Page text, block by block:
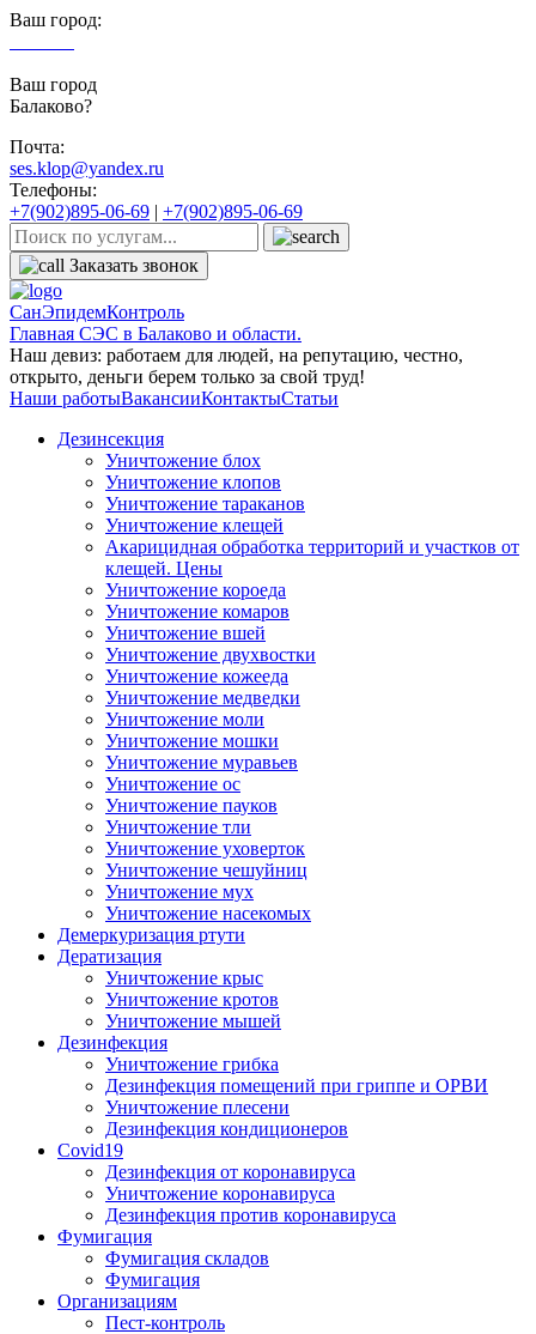
Ваш город:
Ваш город
Балаково?
Почта:
ses.klop@yandex.ru
Телефоны:
+7(902)895-06-69 | +7(902)895-06-69
Заказать звонок
СанЭпидемКонтроль
Главная СЭС в Балаково и области.
Наш девиз: работаем для людей, на репутацию, честно,
открыто, деньги берем только за свой труд!
Наши работыВакансииКонтактыСтатьи
Дезинсекция
Уничтожение блох
Уничтожение клопов
Уничтожение тараканов
Уничтожение клещей
Акарицидная обработка территорий и участков от
клещей. Цены
Уничтожение короеда
Уничтожение комаров
Уничтожение вшей
Уничтожение двухвостки
Уничтожение кожееда
Уничтожение медведки
Уничтожение моли
Уничтожение мошки
Уничтожение муравьев
Уничтожение ос
Уничтожение пауков
Уничтожение тли
Уничтожение уховерток
Уничтожение чешуйниц
Уничтожение мух
Уничтожение насекомых
Демеркуризация ртути
Дератизация
Уничтожение крыс
Уничтожение кротов
Уничтожение мышей
Дезинфекция
Уничтожение грибка
Дезинфекция помещений при гриппе и ОРВИ
Уничтожение плесени
Дезинфекция кондиционеров
Covid19
Дезинфекция от коронавируса
Уничтожение коронавируса
Дезинфекция против коронавируса
Фумигация
Фумигация складов
Фумигация
Организациям
Пест-контроль